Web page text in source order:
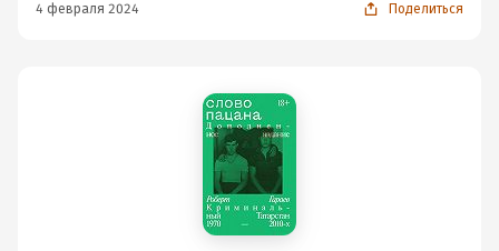
4 февраля 2024 Поделиться